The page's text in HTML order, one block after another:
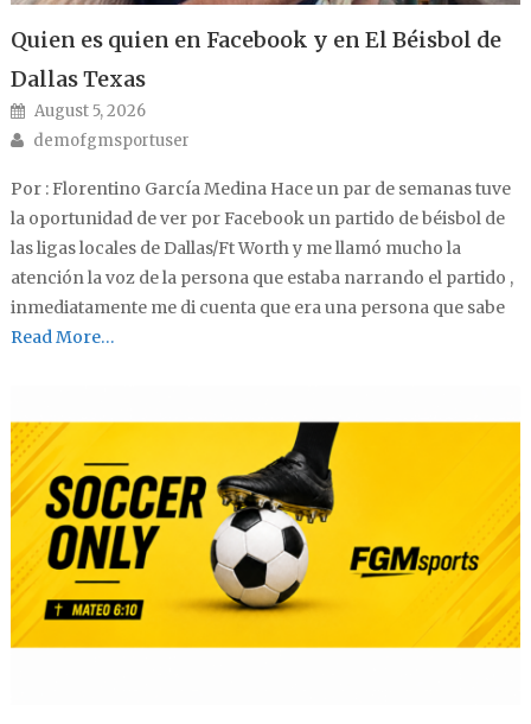
Quien es quien en Facebook y en El Béisbol de
Dallas Texas
Posted on
August 5, 2026
Author
demofgmsportuser
Por : Florentino García Medina Hace un par de semanas tuve
la oportunidad de ver por Facebook un partido de béisbol de
las ligas locales de Dallas/Ft Worth y me llamó mucho la
atención la voz de la persona que estaba narrando el partido ,
inmediatamente me di cuenta que era una persona que sabe
Read More…